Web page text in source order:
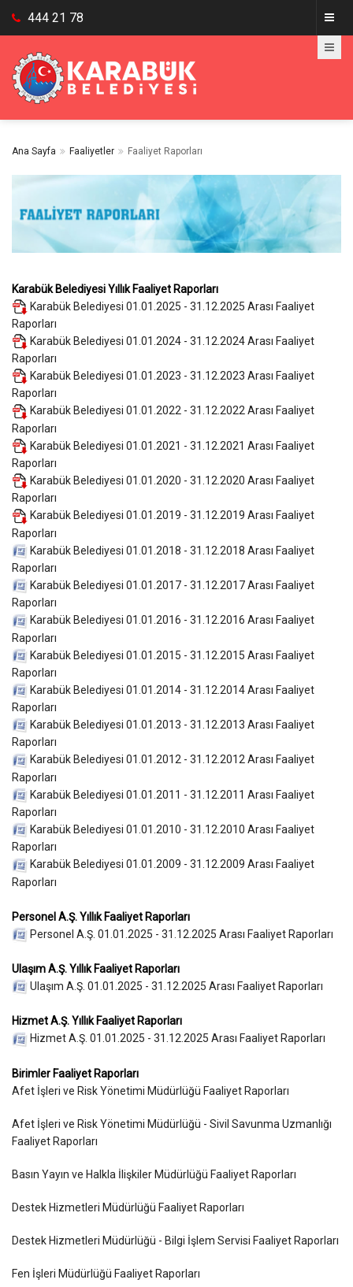
444 21 78
Ana Sayfa Faaliyetler Faaliyet Raporları
Karabük Belediyesi Yıllık Faaliyet Raporları
Karabük Belediyesi 01.01.2025 - 31.12.2025 Arası Faaliyet
Raporları
Karabük Belediyesi 01.01.2024 - 31.12.2024 Arası Faaliyet
Raporları
Karabük Belediyesi 01.01.2023 - 31.12.2023 Arası Faaliyet
Raporları
Karabük Belediyesi 01.01.2022 - 31.12.2022 Arası Faaliyet
Raporları
Karabük Belediyesi 01.01.2021 - 31.12.2021 Arası Faaliyet
Raporları
Karabük Belediyesi 01.01.2020 - 31.12.2020 Arası Faaliyet
Raporları
Karabük Belediyesi 01.01.2019 - 31.12.2019 Arası Faaliyet
Raporları
Karabük Belediyesi 01.01.2018 - 31.12.2018 Arası Faaliyet
Raporları
Karabük Belediyesi 01.01.2017 - 31.12.2017 Arası Faaliyet
Raporları
Karabük Belediyesi 01.01.2016 - 31.12.2016 Arası Faaliyet
Raporları
Karabük Belediyesi 01.01.2015 - 31.12.2015 Arası Faaliyet
Raporları
Karabük Belediyesi 01.01.2014 - 31.12.2014 Arası Faaliyet
Raporları
Karabük Belediyesi 01.01.2013 - 31.12.2013 Arası Faaliyet
Raporları
Karabük Belediyesi 01.01.2012 - 31.12.2012 Arası Faaliyet
Raporları
Karabük Belediyesi 01.01.2011 - 31.12.2011 Arası Faaliyet
Raporları
Karabük Belediyesi 01.01.2010 - 31.12.2010 Arası Faaliyet
Raporları
Karabük Belediyesi 01.01.2009 - 31.12.2009 Arası Faaliyet
Raporları
Personel A.Ş. Yıllık Faaliyet Raporları
Personel A.Ş. 01.01.2025 - 31.12.2025 Arası Faaliyet Raporları
Ulaşım A.Ş. Yıllık Faaliyet Raporları
Ulaşım A.Ş. 01.01.2025 - 31.12.2025 Arası Faaliyet Raporları
Hizmet A.Ş. Yıllık Faaliyet Raporları
Hizmet A.Ş. 01.01.2025 - 31.12.2025 Arası Faaliyet Raporları
Birimler Faaliyet Raporları
Afet İşleri ve Risk Yönetimi Müdürlüğü Faaliyet Raporları
Afet İşleri ve Risk Yönetimi Müdürlüğü - Sivil Savunma Uzmanlığı
Faaliyet Raporları
Basın Yayın ve Halkla İlişkiler Müdürlüğü Faaliyet Raporları
Destek Hizmetleri Müdürlüğü Faaliyet Raporları
Destek Hizmetleri Müdürlüğü - Bilgi İşlem Servisi Faaliyet Raporları
Fen İşleri Müdürlüğü Faaliyet Raporları